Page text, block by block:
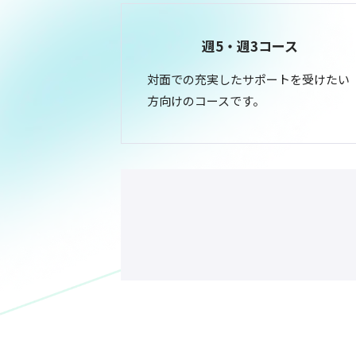
週5・週3コース
対面での充実したサポートを受けたい
方向けのコースです。